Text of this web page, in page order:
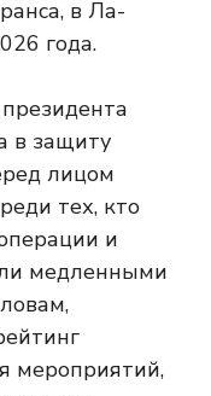
в защиту
лицом
тех, кто
и
медленными
мероприятий,